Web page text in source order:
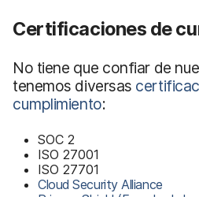
Certificaciones de
No tiene que confiar de
tenemos diversas
cumplimiento:
SOC 2
ISO 27001
ISO 27701
Cloud Security Alliance